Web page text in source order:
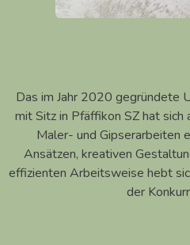
Das im Jahr 2020 gegründete
mit Sitz in Pfäffikon SZ hat
Maler- und Gipserarbeiten
Ansätzen, kreativen
effizienten Arbeitsweise hebt
der